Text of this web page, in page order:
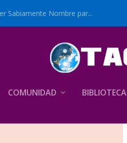
Sabiamente Nombre par...
COMUNIDAD BIBLIOTECA